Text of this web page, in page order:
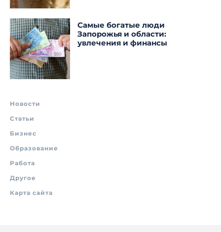
Самые богатые люди
Запорожья и области:
увлечения и финансы
Новости
Статьи
Бизнес
Образование
Работа
Другое
Карта сайта